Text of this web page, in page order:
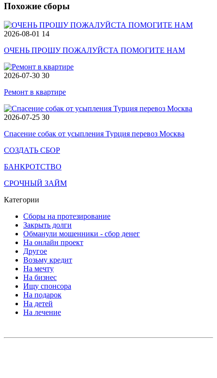
Похожие сборы
2026-08-01 14
ОЧЕНЬ ПРОШУ ПОЖАЛУЙСТА ПОМОГИТЕ НАМ
2026-07-30 30
Ремонт в квартире
2026-07-25 30
Спасение собак от усыпления Турция перевоз Москва
СОЗДАТЬ СБОР
БАНКРОТСТВО
СРОЧНЫЙ ЗАЙМ
Категории
Сборы на протезирование
Закрыть долги
Обманули мошенники - сбор денег
На онлайн проект
Другое
Возьму кредит
На мечту
На бизнес
Ищу спонсора
На подарок
На детей
На лечение